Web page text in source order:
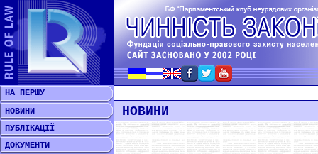
НА ПЕРШУ
НОВИНИ
ПУБЛІКАЦІЇ
ДОКУМЕНТИ
НОВИНИ